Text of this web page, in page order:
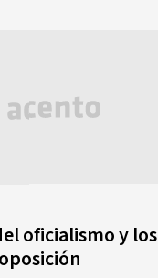
oficialismo y los